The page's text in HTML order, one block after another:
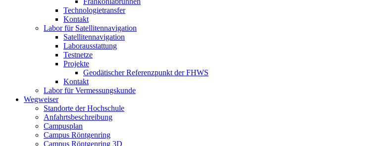
Technologietransfer
Kontakt
Labor für Satellitennavigation
Satellitennavigation
Laborausstattung
Testnetze
Projekte
Geodätischer Referenzpunkt der FHWS
Kontakt
Labor für Vermessungskunde
Wegweiser
Standorte der Hochschule
Anfahrtsbeschreibung
Campusplan
Campus Röntgenring
Campus Röntgenring 3D